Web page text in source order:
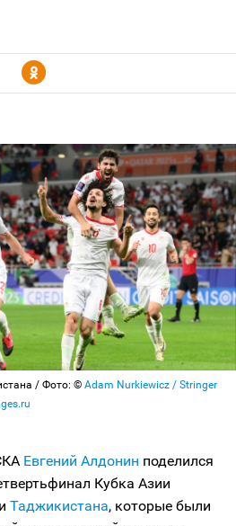
Y
/ Фото: © Adam Nurkiewicz / Stringer
Евгений Алдонин поделился
Кубка Азии
и Таджикистана, которые были